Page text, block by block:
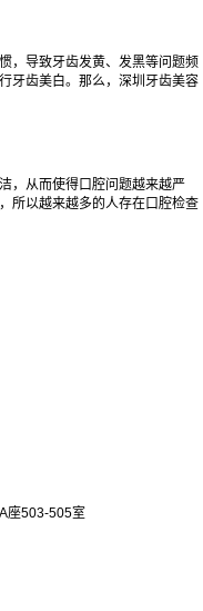
，导致牙齿发黄、发黑等问题频
牙齿美白。那么，深圳牙齿美容
，从而使得口腔问题越来越严
所以越来越多的人存在口腔检查
座503-505室